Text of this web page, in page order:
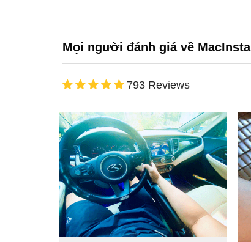
Mọi người đánh giá về MacInsta
793 Reviews